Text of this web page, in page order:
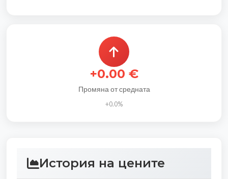
+0.00 €
Промяна от средната
+0.0%
История на цените